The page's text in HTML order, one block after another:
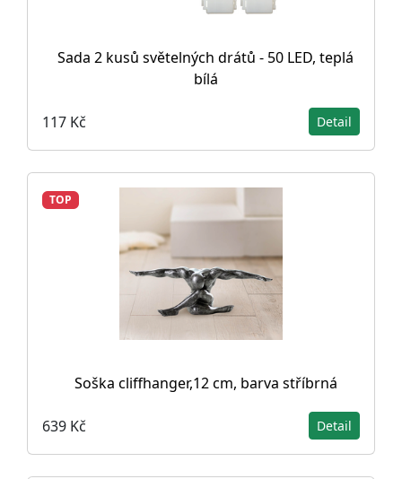
Sada 2 kusů světelných drátů - 50 LED, teplá
bílá
117 Kč Detail
TOP
Soška cliffhanger,12 cm, barva stříbrná
639 Kč Detail